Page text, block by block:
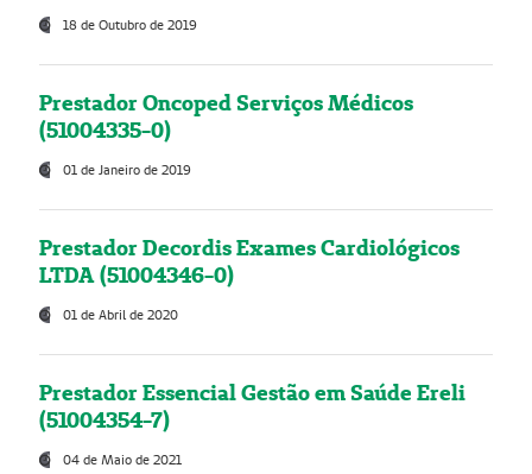
18 de Outubro de 2019
Prestador Oncoped Serviços Médicos
(51004335-0)
01 de Janeiro de 2019
Prestador Decordis Exames Cardiológicos
LTDA (51004346-0)
01 de Abril de 2020
Prestador Essencial Gestão em Saúde Ereli
(51004354-7)
04 de Maio de 2021